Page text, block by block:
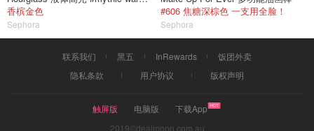
香槟金色
Sephora
#606 焦糖深棕色 一支用全脸！
Sephora
联系我们 黑五 InRewards
饭团外卖
隐私条款
用户协议 版权声明
触屏版 电脑版
下载App
2019©dealmoon.com.au